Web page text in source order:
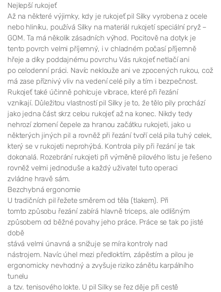
Nejlepší rukojeť
Až na některé výjimky, kdy je rukojeť pil Silky vyrobena z ocele
nebo hliníku, používá Silky na materiál rukojetí speciální pryž –
GOM. Ta má několik zásadních výhod. Pocitově na dotyk je
tento povrch velmi příjemný, i v chladném počasí příjemně
hřeje a díky poddajnému povrchu Vás rukojeť netlačí ani
po celodenní práci. Navíc neklouže ani ve zpocených rukou, což
má zase příznivý vliv na vedení celé pily a tím i bezpečnost.
Rukojeť také účinně pohlcuje vibrace, které při řezání
vznikají. Důležitou vlastností pil Silky je to, že tělo pily prochází
jako jedna část skrz celou rukojeť až na konec. Nikdy tedy
nehrozí zlomení čepele za hranou začátku rukojeti, jako u
některých jiných pil a rovněž při řezání tvoří celá pila tuhý celek,
který se v rukojeti neprohýbá. Kontrola pily při řezání je tak
dokonalá. Rozebrání rukojeti při výměně pilového listu je řešeno
rovněž velmi jednoduše a každý uživatel tuto operaci
zvládne hravě sám.
Bezchybná ergonomie
U tradičních pil řežete směrem od těla (tlakem). Při
tomto způsobu řezání zabírá hlavně triceps, ale odlišným
způsobem od běžné povahy jeho práce. Práce se tak po jisté
době
stává velmi únavná a snižuje se míra kontroly nad
nástrojem. Navíc úhel mezi předloktím, zápěstím a pilou je
ergonomicky nevhodný a zvyšuje riziko zánětu karpálního
tunelu
a tzv. tenisového lokte. U pil Silky se řez děje při cestě